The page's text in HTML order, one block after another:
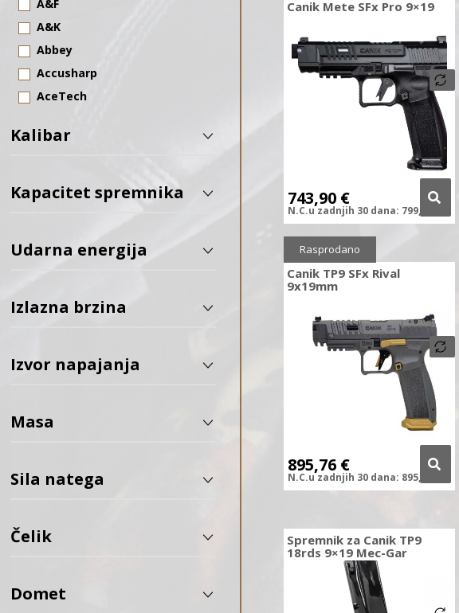
Canik Mete SFx Pro 9×19
743,90 €
N.C.u zadnjih 30 dana: 799,90
Sniženo 10%
Canik TP9 SFx Rival
9x19mm
895,76 €
N.C.u zadnjih 30 dana: 895,76
Rasprodano
Spremnik za Canik TP9
18rds 9×19 Mec-Gar
A&F
A&K
Abbey
Accusharp
AceTech
ADC
Aguila
Airforce Airguns
ALPINA SPORT
Amomax
Apex Gear
Army Armament
AVALON ARCHERY
BARNETT
Kalibar
Kapacitet spremnika
Udarna energija
Izlazna brzina
Izvor napajanja
Masa
Sila natega
Čelik
Domet